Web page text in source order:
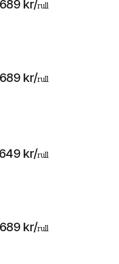
689 kr/rull
689 kr/rull
649 kr/rull
689 kr/rull